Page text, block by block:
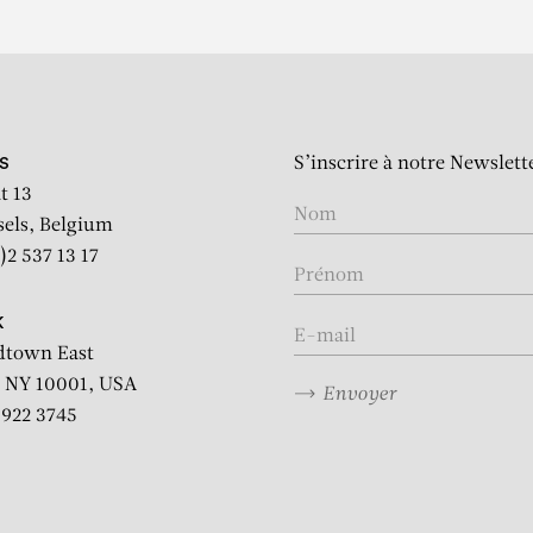
13
Belgium
537 13 17
East
10001, USA
3745
S’inscrire à notre
Envoyer